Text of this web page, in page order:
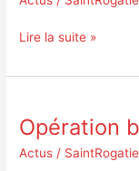
Lire la suite »
Opération
Actus /
Opération
bons
U